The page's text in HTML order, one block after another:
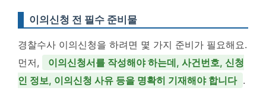
이의신청 전 필수 준비물
경찰수사 이의신청을 하려면 몇 가지 준비가 필요해요.
먼저,
이의신청서를 작성해야 하는데, 사건번호, 신청
인 정보, 이의신청 사유 등을 명확히 기재해야 합니다 .